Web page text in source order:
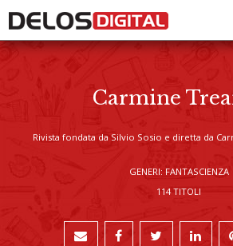
Carmine
Rivista fondata da Silvio Sosio e diretta da
GENERI: FANTASCIENZA
114 TITOLI